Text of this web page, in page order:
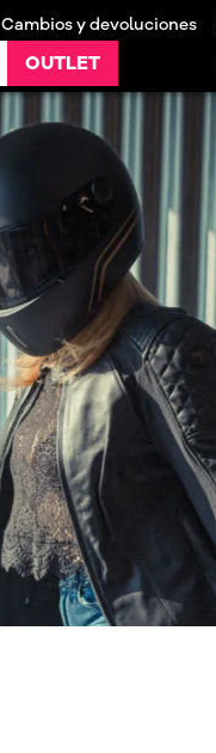
Cambios y devoluciones
OUTLET